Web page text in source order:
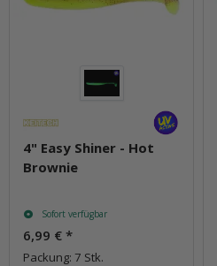
4" Easy Shiner - Hot
Brownie
Sofort verfügbar
6,99 € *
Packung: 7 Stk.